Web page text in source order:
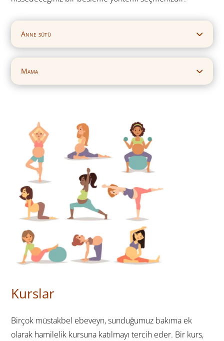
Anne sütü
Mama
Kurslar
Birçok müstakbel ebeveyn, sunduğumuz bakıma ek
olarak hamilelik kursuna katılmayı tercih eder. Bir kurs,